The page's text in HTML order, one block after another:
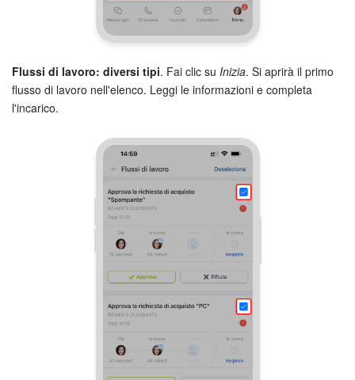
Domande generali
INIZIA GRATIS
Flussi di lavoro: diversi tipi. Fai clic su Inizia. Si aprirà il primo
flusso di lavoro nell'elenco. Leggi le informazioni e completa
l'incarico.